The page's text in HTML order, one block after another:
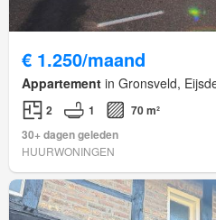
€ 1.250/maand
Appartement in Gronsveld,
2 1
70 m²
30+ dagen geleden
HUURWONINGEN